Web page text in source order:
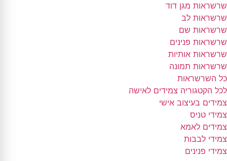
שרשראות מגן דוד
שרשראות לב
שרשראות שם
שרשראות פנינים
שרשראות אותיות
שרשראות תמונה
כל השרשראות
לכל הקטגוריה צמידים לאישה
צמידים בעיצוב אישי
צמידי טניס
צמידים לאמא
צמידי לבבות
צמידי פנינים